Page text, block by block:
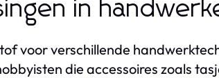
in
voor verschillende
die accessoires zoals